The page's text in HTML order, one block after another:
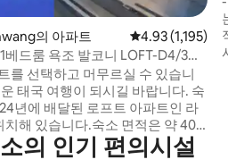
기 641개
의 아파트 평점 4.93점(5점
4.93 (1,195)
베드룸 욕조 발코니 LOFT-D4/3인
수영장/RCA 인근/야시장 인근/
를 선택하고 머무르실 수 있습니
태국 여행이 되시길 바랍니다. 숙
년에 배달된 로프트 아파트인 라
치해 있습니다.숙소 면적은 약 40
이며, 침실 1개, 거실과 다이닝룸,
실로 구성되어 있습니다. 성인 3명
의 인기 편의시설